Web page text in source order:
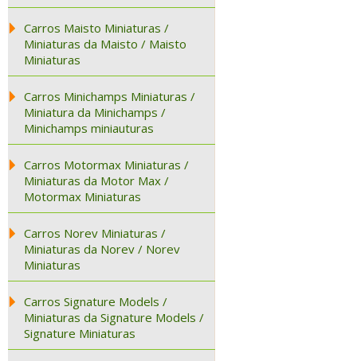
Carros Maisto Miniaturas /
Miniaturas da Maisto / Maisto
Miniaturas
Carros Minichamps Miniaturas /
Miniatura da Minichamps /
Minichamps miniauturas
Carros Motormax Miniaturas /
Miniaturas da Motor Max /
Motormax Miniaturas
Carros Norev Miniaturas /
Miniaturas da Norev / Norev
Miniaturas
Carros Signature Models /
Miniaturas da Signature Models /
Signature Miniaturas